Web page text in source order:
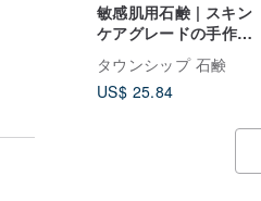
敏感肌用石鹸 | スキン
ケアグレードの手作り
石鹸
タウンシップ 石鹸
US$ 25.84